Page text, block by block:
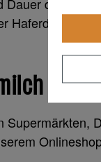
Haferdrink